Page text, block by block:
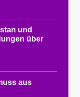
und
über
aus